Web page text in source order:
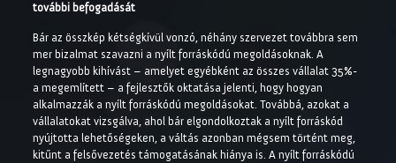
további befogadását
Bár az összkép kétségkívül vonzó, néhány szervezet továbbra sem
mer bizalmat szavazni a nyílt forráskódú megoldásoknak. A
legnagyobb kihívást – amelyet egyébként az összes vállalat 35%-
a megemlített – a fejlesztők oktatása jelenti, hogy hogyan
alkalmazzák a nyílt forráskódú megoldásokat. Továbbá, azokat a
vállalatokat vizsgálva, ahol bár elgondolkoztak a nyílt forráskód
nyújtotta lehetőségeken, a váltás azonban mégsem történt meg,
kitűnt a felsővezetés támogatásának hiánya is. A nyílt forráskódú